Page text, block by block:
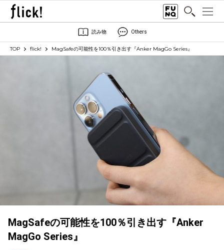
読み物 Others
TOP flick! MagSafeの可能性を100％引き出す『Anker MagGo Series』
MagSafeの可能性を100％引き出す『Anker
MagGo Series』